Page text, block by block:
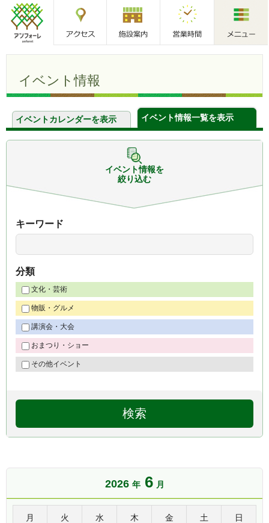
アンフォーレ 施設案内 営業時間
イベント情報
イベントカレンダーを表示 イベント情報一覧を表示
イベント情報を
絞り込む
キーワード
分類
文化・芸術
物販・グルメ
講演会・大会
おまつり・ショー
その他イベント
2026 年 6 月
月 火 水 木 金 土 日